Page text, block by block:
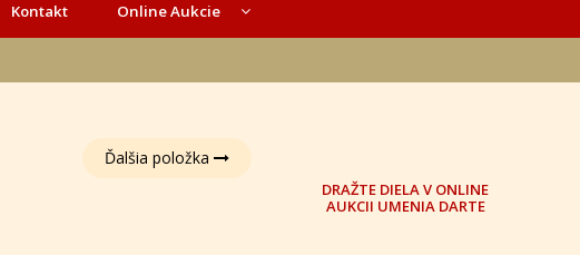
Kontakt Online Aukcie
Ďalšia položka
DRAŽTE DIELA V ONLINE
AUKCII UMENIA DARTE